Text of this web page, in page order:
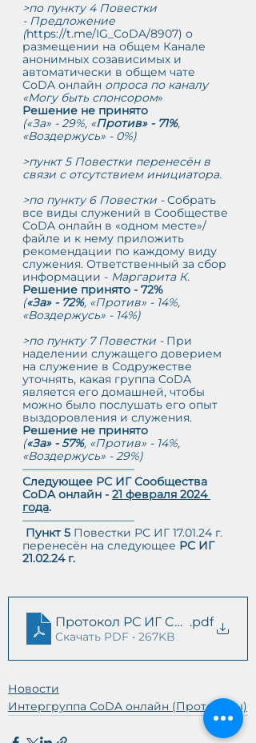
>по пункту 4 Повестки
- Предложение
(https://t.me/IG_CoDA/8907) о
размещении на общем Канале
анонимных созависимых и
автоматически в общем чате
CoDA онлайн опроса по каналу
«Могу быть спонсором»
Решение не принято
(«За» - 29%, «Против» - 71%,
«Воздержусь» - 0%)
>пункт 5 Повестки перенесён в
связи с отсутствием инициатора.
>по пункту 6 Повестки - Собрать
все виды служений в Сообществе
CoDA онлайн в «одном месте»/
файле и к нему приложить
рекомендации по каждому виду
служения. Ответственный за сбор
информации - Маргарита К.
Решение принято - 72%
(«За» - 72%, «Против» - 14%,
«Воздержусь» - 14%)
>по пункту 7 Повестки - При
наделении служащего доверием
на служение в Содружестве
уточнять, какая группа CoDA
является его домашней, чтобы
можно было послушать его опыт
выздоровления и служения.
Решение не принято
(«За» - 57%, «Против» - 14%,
«Воздержусь» - 29%)
——————————
Следующее РС ИГ Сообщества
CoDA онлайн - 21 февраля 2024
года.
——————————
Пункт 5 Повестки РС ИГ 17.01.24 г.
перенесён на следующее РС ИГ
21.02.24 г.
Протокол РС ИГ CoDA онлайн
.pdf
Скачать PDF • 267KB
Новости
Интергруппа CoDA онлайн (Протоколы)